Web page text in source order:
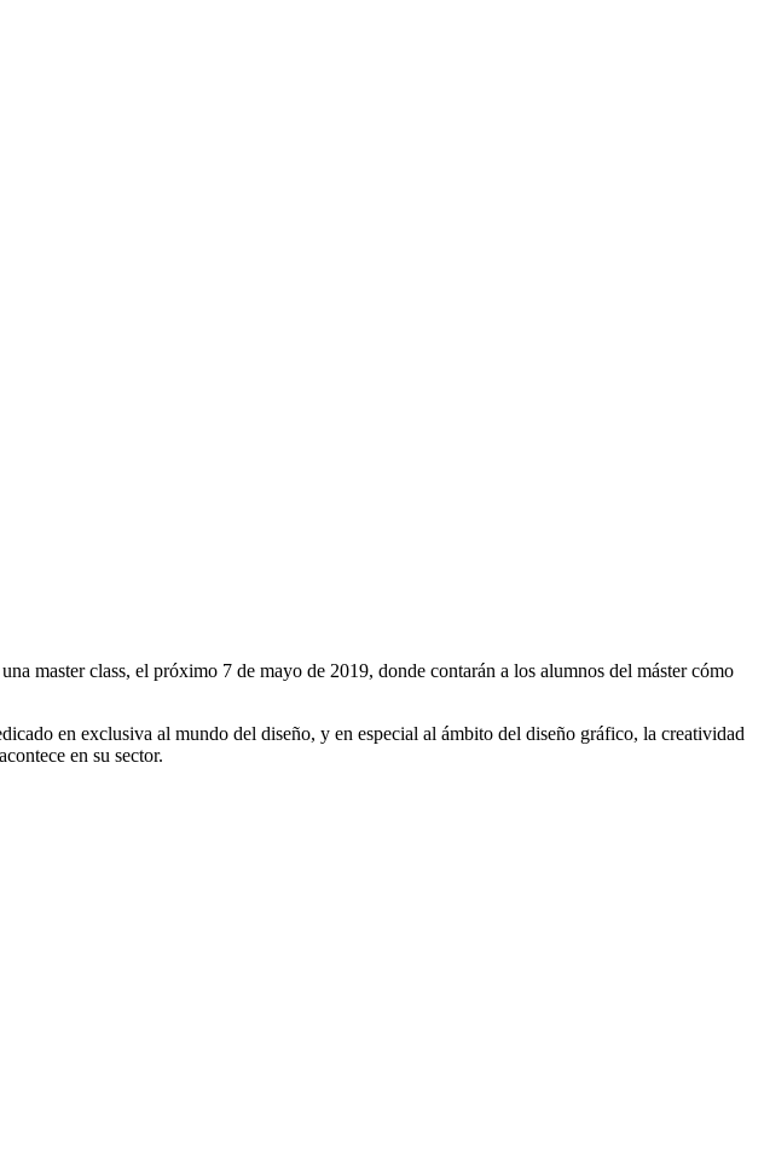
una master class, el próximo 7 de mayo de 2019, donde contarán a los alumnos del máster cómo
en exclusiva al mundo del diseño, y en especial al ámbito del diseño gráfico, la creatividad
en su sector.